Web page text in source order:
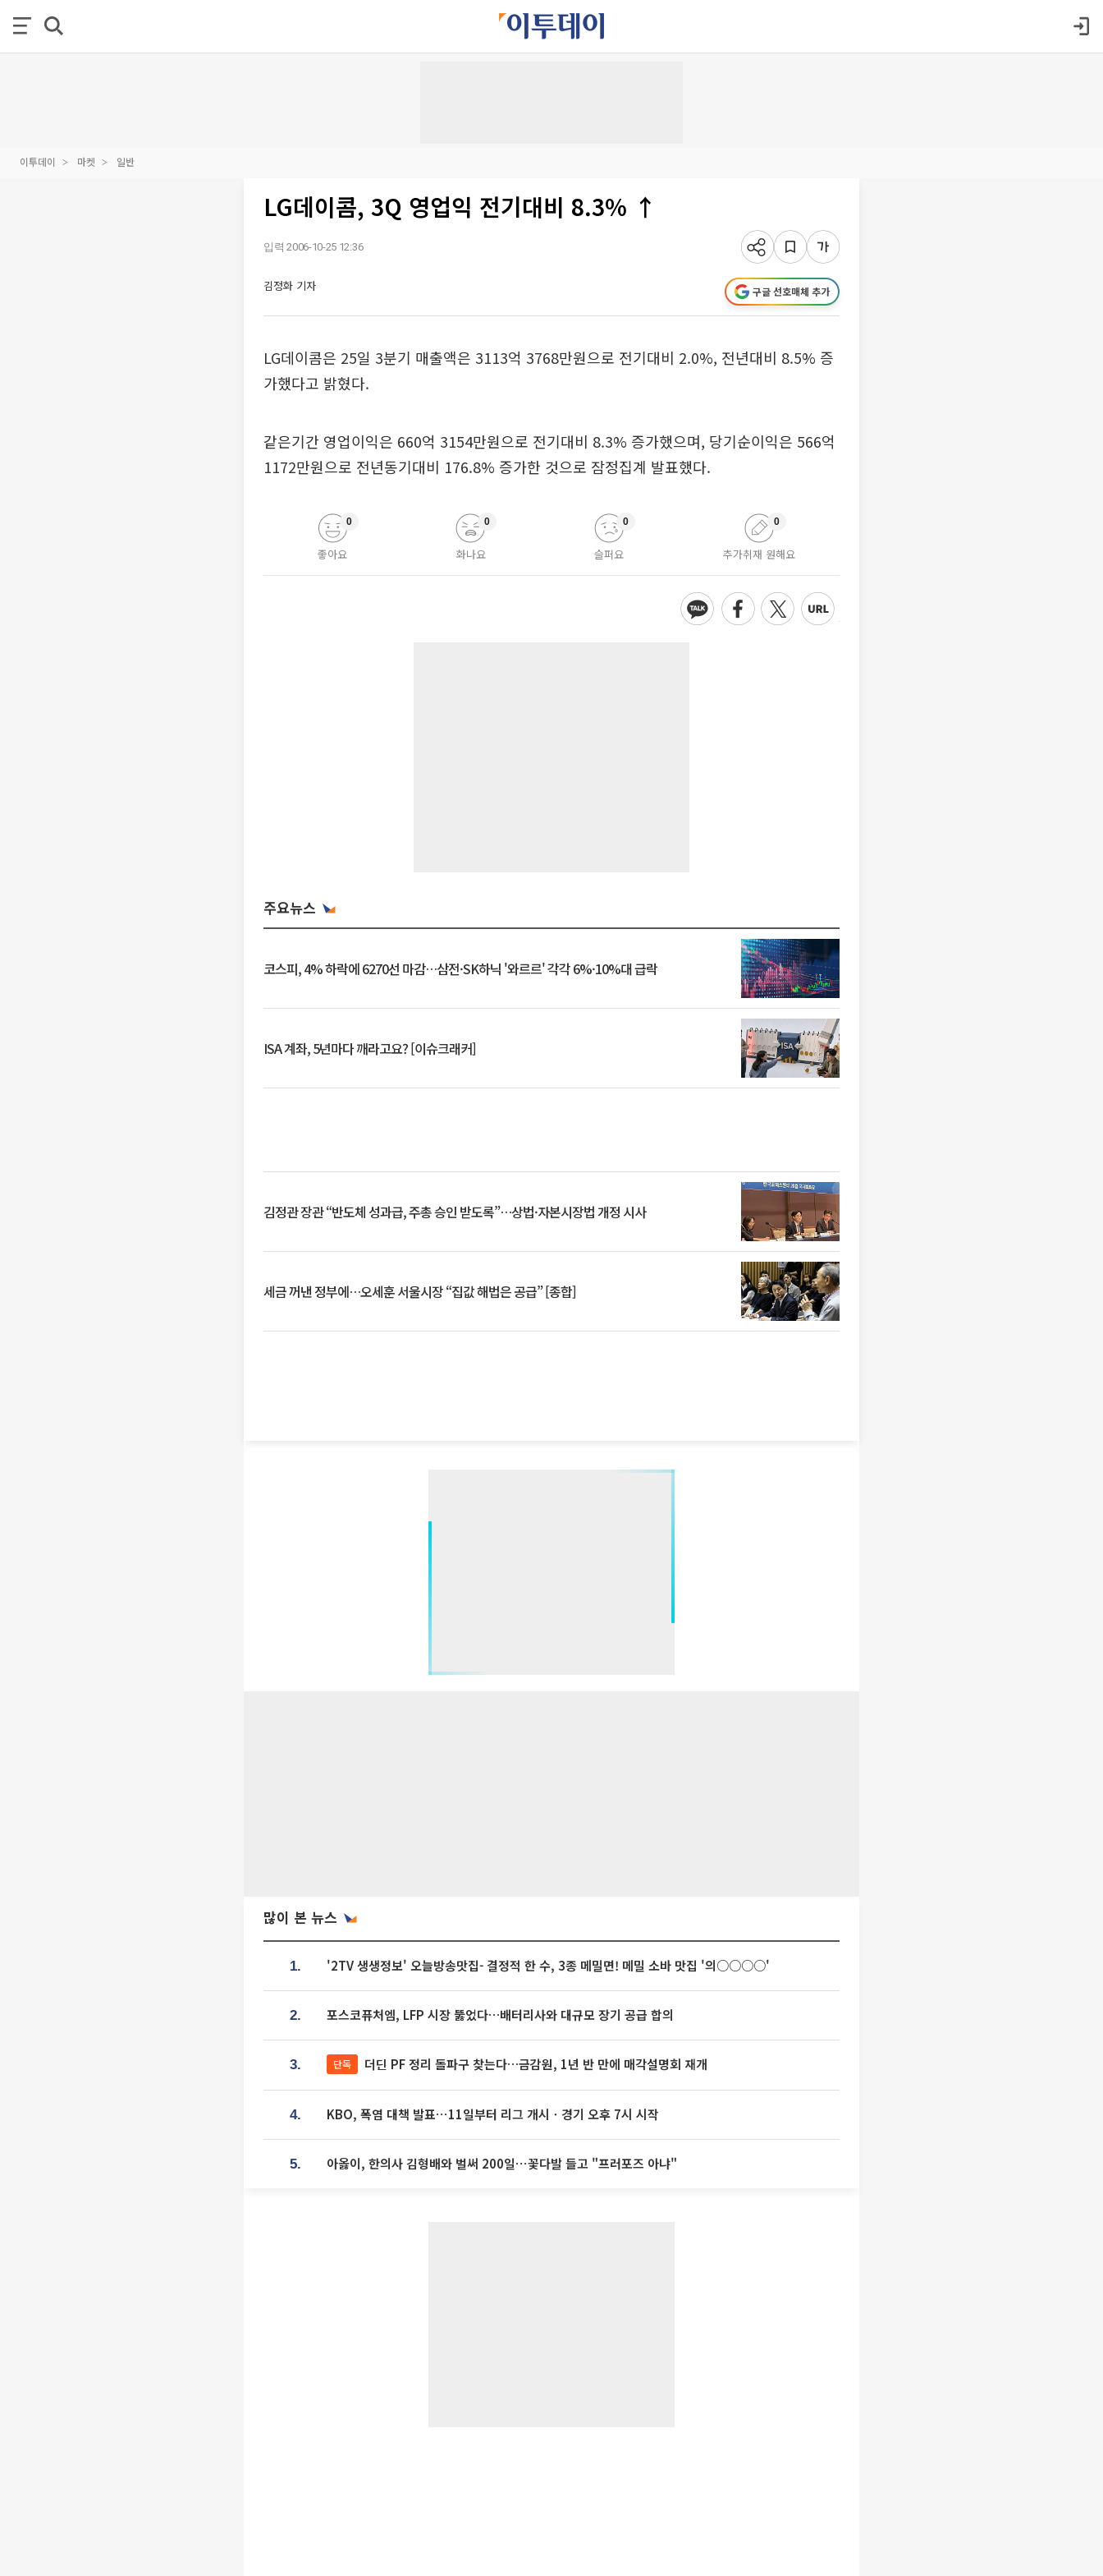
이투데이 마켓 일반
LG데이콤, 3Q 영업익 전기대비 8.3% ↑
입력 2006-10-25 12:36
김정화 기자 구글 선호매체 추가
LG데이콤은 25일 3분기 매출액은 3113억 3768만원으로 전기대비 2.0%, 전년대비 8.5% 증
가했다고 밝혔다.
같은기간 영업이익은 660억 3154만원으로 전기대비 8.3% 증가했으며, 당기순이익은 566억
1172만원으로 전년동기대비 176.8% 증가한 것으로 잠정집계 발표했다.
좋아요
0
화나요
0
슬퍼요
0
추가취재 원해요
0
주요뉴스
코스피, 4% 하락에 6270선 마감…삼전·SK하닉 '와르르' 각각 6%·10%대 급락
ISA 계좌, 5년마다 깨라고요? [이슈크래커]
김정관 장관 “반도체 성과급, 주총 승인 받도록”…상법·자본시장법 개정 시사
세금 꺼낸 정부에…오세훈 서울시장 “집값 해법은 공급” [종합]
많이 본 뉴스
1. '2TV 생생정보' 오늘방송맛집- 결정적 한 수, 3종 메밀면! 메밀 소바 맛집 '의○○○○'
2. 포스코퓨처엠, LFP 시장 뚫었다…배터리사와 대규모 장기 공급 합의
3. 단독 더딘 PF 정리 돌파구 찾는다…금감원, 1년 반 만에 매각설명회 재개
4. KBO, 폭염 대책 발표⋯11일부터 리그 개시ㆍ경기 오후 7시 시작
5. 아옳이, 한의사 김형배와 벌써 200일⋯꽃다발 들고 "프러포즈 아냐"